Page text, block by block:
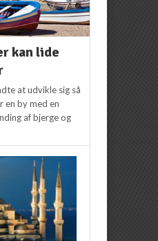
Redaktion
25. november
2016
kan lide
at udvikle sig så
en by med en
af bjerge og